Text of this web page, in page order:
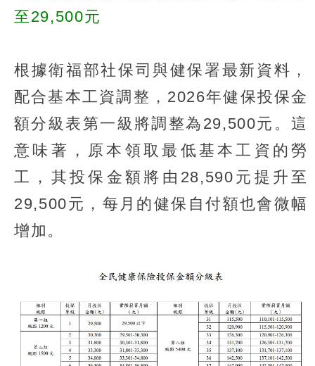
至29,500元
根據衛福部社保司與健保署最新資料，
配合基本工資調整，2026年健保投保金
額分級表第一級將調整為29,500元。這
意味著，原本領取最低基本工資的勞
工，其投保金額將由28,590元提升至
29,500元，每月的健保自付額也會微幅
增加。